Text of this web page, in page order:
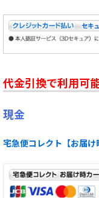
代金引換で利用可
現金
宅急便コレクト【お届け